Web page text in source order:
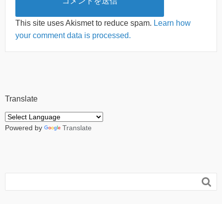
This site uses Akismet to reduce spam. Learn how
your comment data is processed.
Translate
Powered by Translate
